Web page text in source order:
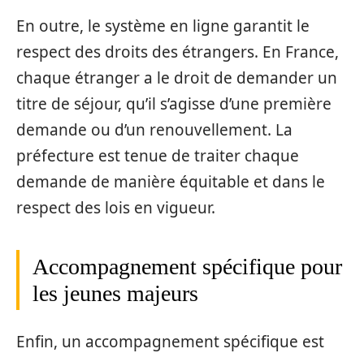
En outre, le système en ligne garantit le
respect des droits des étrangers. En France,
chaque étranger a le droit de demander un
titre de séjour, qu’il s’agisse d’une première
demande ou d’un renouvellement. La
préfecture est tenue de traiter chaque
demande de manière équitable et dans le
respect des lois en vigueur.
Accompagnement spécifique pour
les jeunes majeurs
Enfin, un accompagnement spécifique est